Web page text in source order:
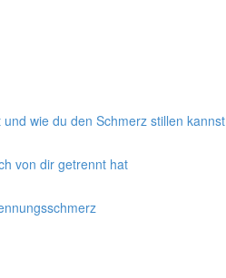
wie du den Schmerz stillen kannst
von dir getrennt hat